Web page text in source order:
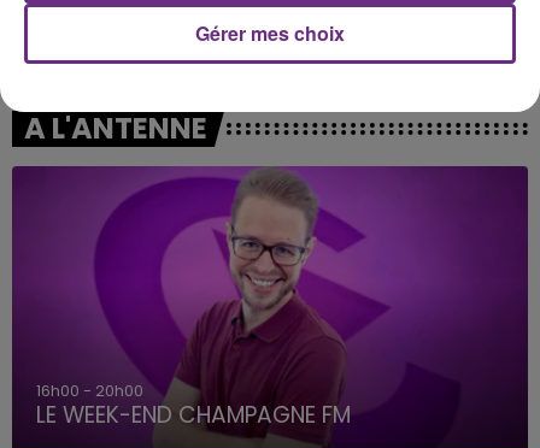
OFENBACH & STARSAILOR
Four To The Floor
A L'ANTENNE
16h00 - 20h00
LE WEEK-END CHAMPAGNE FM
Gérer mes choix